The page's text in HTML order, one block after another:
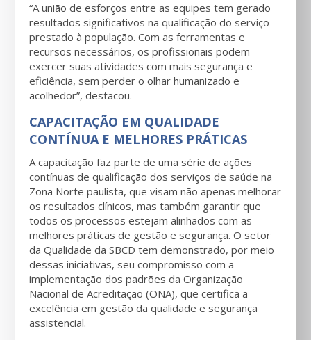
“A união de esforços entre as equipes tem gerado
resultados significativos na qualificação do serviço
prestado à população. Com as ferramentas e
recursos necessários, os profissionais podem
exercer suas atividades com mais segurança e
eficiência, sem perder o olhar humanizado e
acolhedor”, destacou.
CAPACITAÇÃO EM QUALIDADE
CONTÍNUA E MELHORES PRÁTICAS
A capacitação faz parte de uma série de ações
contínuas de qualificação dos serviços de saúde na
Zona Norte paulista, que visam não apenas melhorar
os resultados clínicos, mas também garantir que
todos os processos estejam alinhados com as
melhores práticas de gestão e segurança. O setor
da Qualidade da SBCD tem demonstrado, por meio
dessas iniciativas, seu compromisso com a
implementação dos padrões da Organização
Nacional de Acreditação (ONA), que certifica a
excelência em gestão da qualidade e segurança
assistencial.